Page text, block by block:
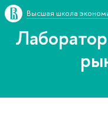
Высшая школа